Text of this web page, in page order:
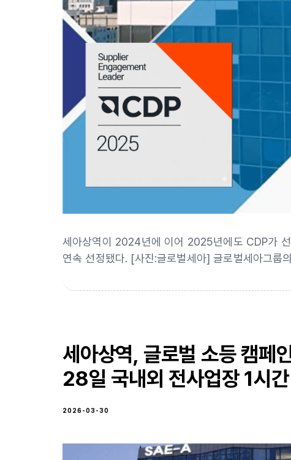
세아상역이 2024년에 이어 2025년에도 CDP가
연속 선정됐다. [사진:글로벌세아] 글로벌세아그룹
세아상역, 글로벌 소등 캠페
28일 국내외 전사업장 1시
2026-03-30